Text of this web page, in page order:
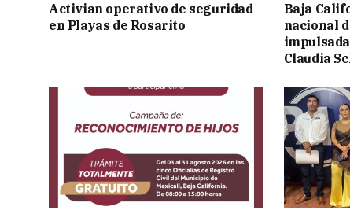
Activian operativo de seguridad
en Playas de Rosarito
Baja
nacional
Claudia